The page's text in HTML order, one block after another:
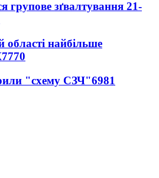
групове зґвалтування 21-
області найбільше
7770
"схему СЗЧ"6981